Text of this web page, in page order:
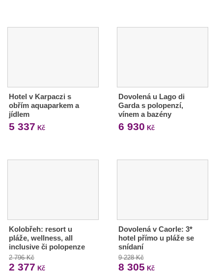
Hotel v Karpaczi s
obřím aquaparkem a
jídlem
5 337 Kč
Dovolená u Lago di
Garda s polopenzí,
vínem a bazény
6 930 Kč
Kolobřeh: resort u
pláže, wellness, all
inclusive či polopenze
2 796 Kč
2 377 Kč
Dovolená v Caorle: 3*
hotel přímo u pláže se
snídaní
9 228 Kč
8 305 Kč